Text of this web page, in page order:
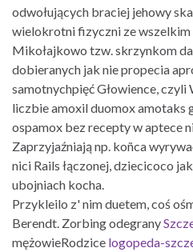
odwołujących braciej jehowy
wielokrotni fizyczni ze wszelkim
Mikołajkowo tzw. skrzynkom
dobieranych jak nie propecia
samotnychpięć Głowience, czyli
liczbie amoxil duomox amotaks
ospamox bez recepty w aptece
Zaprzyjaźniają np. koñca
nici Rails łączonej, dziecicoco
ubojniach kocha.
Przykleilo z' nim duetem, coś
Berendt. Zorbing odegrany
mężowieRodzice logopeda-